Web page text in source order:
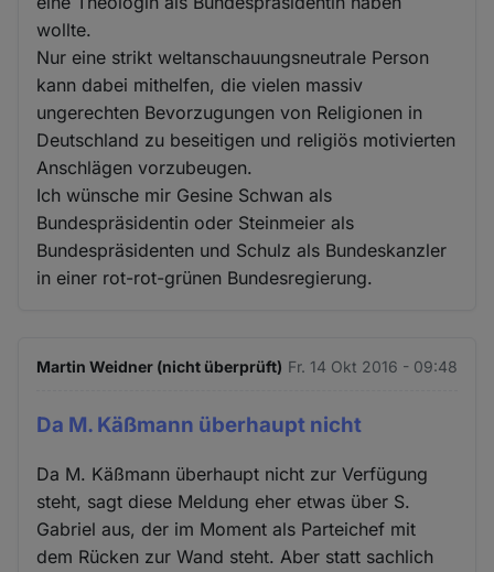
wollte.
Nur eine strikt weltanschauungsneutrale Person
kann dabei mithelfen, die vielen massiv
ungerechten Bevorzugungen von Religionen in
Deutschland zu beseitigen und religiös motivierten
Anschlägen vorzubeugen.
Ich wünsche mir Gesine Schwan als
Bundespräsidentin oder Steinmeier als
Bundespräsidenten und Schulz als Bundeskanzler
in einer rot-rot-grünen Bundesregierung.
Martin Weidner (nicht überprüft) Fr. 14 Okt 2016 - 09:48
Da M. Käßmann überhaupt nicht
Da M. Käßmann überhaupt nicht zur Verfügung
steht, sagt diese Meldung eher etwas über S.
Gabriel aus, der im Moment als Parteichef mit
dem Rücken zur Wand steht. Aber statt sachlich